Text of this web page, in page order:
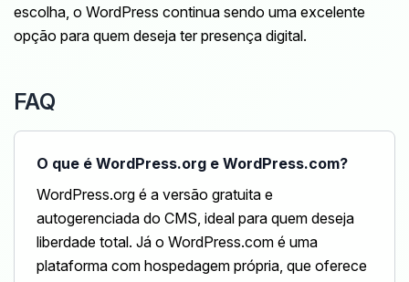
escolha, o WordPress continua sendo uma excelente
opção para quem deseja ter presença digital.
FAQ
O que é WordPress.org e WordPress.com?
WordPress.org é a versão gratuita e
autogerenciada do CMS, ideal para quem deseja
liberdade total. Já o WordPress.com é uma
plataforma com hospedagem própria, que oferece